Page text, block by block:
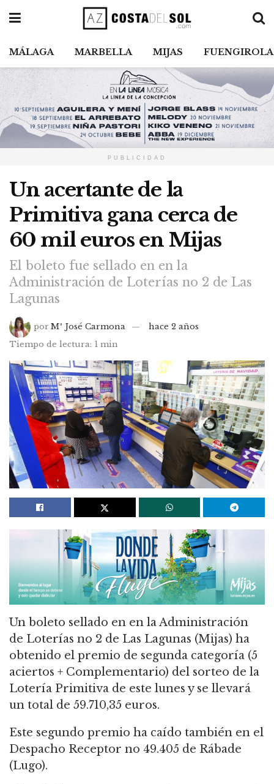
MÁLAGA MARBELLA MIJAS FUENGIROLA
PUBLICIDAD
Un acertante de la
Primitiva gana cerca de
60 mil euros en Mijas
El boleto fue sellado en en la
Administración de Loterías no 2 de Las
Lagunas
por Mª José Carmona
hace 2 años
Tiempo de lectura: 1 min
Un boleto sellado en en la Administración
de Loterías no 2 de Las Lagunas (Mijas) ha
obtenido el premio de segunda categoría (5
aciertos + Complementario) del sorteo de la
Lotería Primitiva de este lunes y se llevará
un total de 59.710,35 euros.
Este segundo premio ha caído también en el
Despacho Receptor no 49.405 de Rábade
(Lugo).